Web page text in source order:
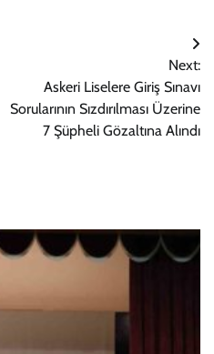
Next:
Askeri Liselere Giriş Sınavı
Sorularının Sızdırılması Üzerine
7 Şüpheli Gözaltına Alındı